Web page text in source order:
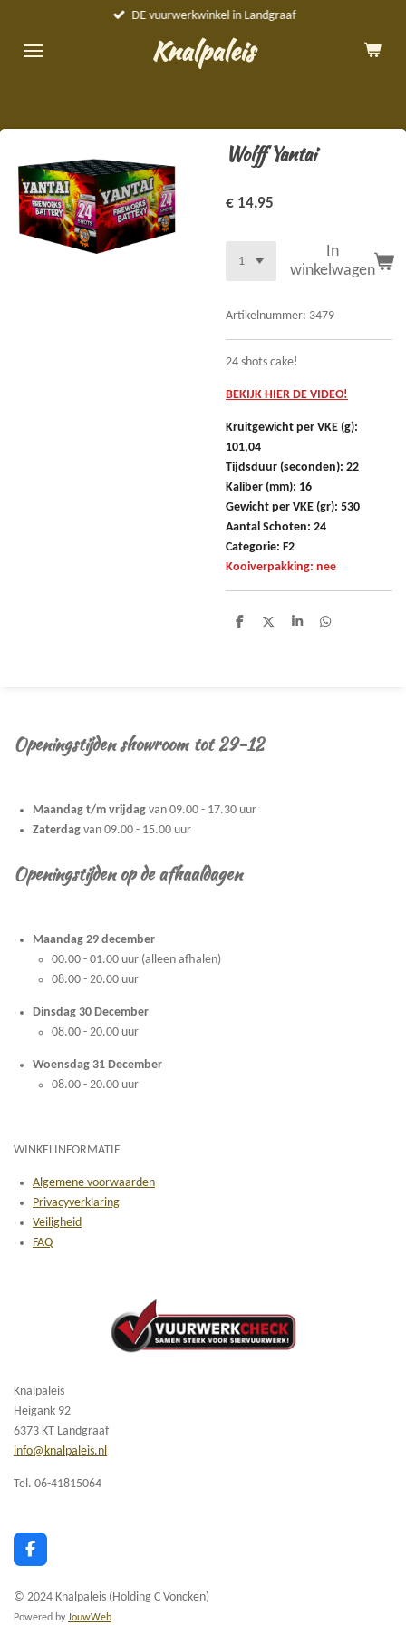
naar
Knalpaleis
DE vuurwerkwinkel in Landgraaf
Wolff Yantai
€ 14,95
In
winkelwagen
Artikelnummer: 3479
24 shots cake!
BEKIJK HIER DE VIDEO!
Kruitgewicht per VKE (g):
101,04
Tijdsduur (seconden): 22
Kaliber (mm): 16
Gewicht per VKE (gr): 530
Aantal Schoten: 24
Categorie: F2
Kooiverpakking: nee
D
D
S
D
Openingstijden showroom tot 29-12
Maandag t/m vrijdag van 09.00 - 17.30 uur
Zaterdag van 09.00 - 15.00 uur
Openingstijden op de afhaaldagen
Maandag 29 december
00.00 - 01.00 uur (alleen afhalen)
08.00 - 20.00 uur
Dinsdag 30 December
08.00 - 20.00 uur
Woensdag 31 December
08.00 - 20.00 uur
WINKELINFORMATIE
Algemene voorwaarden
Privacyverklaring
Veiligheid
FAQ
Knalpaleis
Heigank 92
6373 KT Landgraaf
info@knalpaleis.nl
Tel. 06-41815064
F
a
e
b
© 2024 Knalpaleis (Holding C Voncken)
Powered by JouwWeb